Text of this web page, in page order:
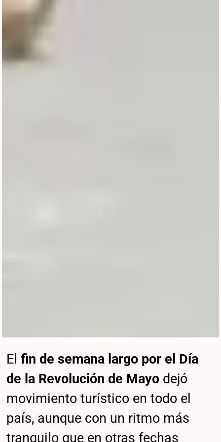
Elfin de semana largo por el Día
de la Revolución de Mayo dejó
movimiento turístico en todo el
país, aunque con un ritmo más
tranquilo que en otras fechas